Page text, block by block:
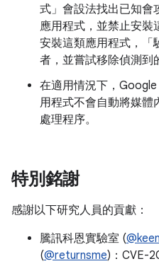
式」會設法找出已知會
應用程式，並禁止安裝
安裝這類應用程式，「
者，並嘗試移除偵測到
在適用情況下，
用程式不會自動將媒體
處理程序。
特別銘謝
感謝以下研究人員的貢獻：
騰訊科恩實驗室 (
(@returnsme)：CVE-